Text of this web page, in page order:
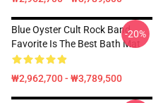
Blue Oyster Cult Rock Band
Favorite Is The Best Bath Mat
₩2,962,700 - ₩3,789,500
-20%